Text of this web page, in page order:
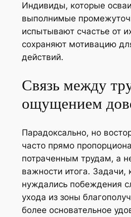
Индивиды, которые
выполнимые
испытывают счастье от
сохраняют мотивацию
действий.
Связь между
ощущением
Парадоксально, но
часто прямо
потраченным трудам, а
важности итога. Задачи,
нуждались побеждения
ухода из зоны
более основательное